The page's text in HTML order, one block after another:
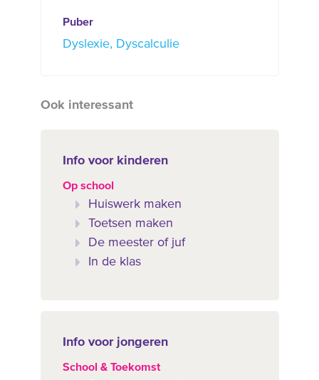
Puber
Dyslexie Dyscalculie
Ook interessant
Info voor kinderen
Op school
Huiswerk maken
Toetsen maken
De meester of juf
In de klas
Info voor jongeren
School & Toekomst